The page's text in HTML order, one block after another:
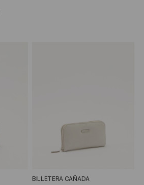
BILLETERA CAÑADA